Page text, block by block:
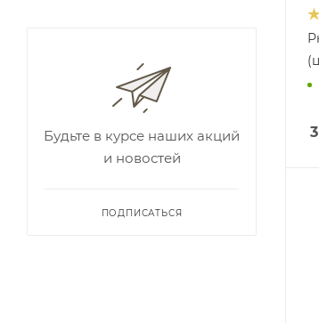
Будьте в курсе наших акций
и новостей
ПОДПИСАТЬСЯ